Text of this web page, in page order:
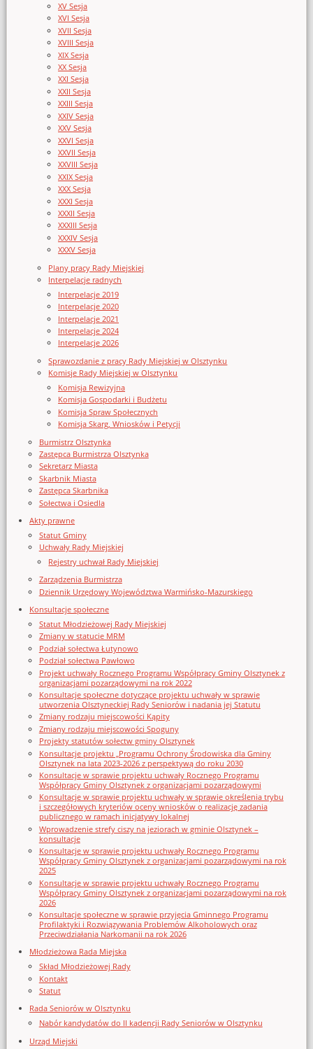
XV Sesja
XVI Sesja
XVII Sesja
XVIII Sesja
XIX Sesja
XX Sesja
XXI Sesja
XXII Sesja
XXIII Sesja
XXIV Sesja
XXV Sesja
XXVI Sesja
XXVII Sesja
XXVIII Sesja
XXIX Sesja
XXX Sesja
XXXI Sesja
XXXII Sesja
XXXIII Sesja
XXXIV Sesja
XXXV Sesja
Plany pracy Rady Miejskiej
Interpelacje radnych
Interpelacje 2019
Interpelacje 2020
Interpelacje 2021
Interpelacje 2024
Interpelacje 2026
Sprawozdanie z pracy Rady Miejskiej w Olsztynku
Komisje Rady Miejskiej w Olsztynku
Komisja Rewizyjna
Komisja Gospodarki i Budżetu
Komisja Spraw Społecznych
Komisja Skarg, Wniosków i Petycji
Burmistrz Olsztynka
Zastępca Burmistrza Olsztynka
Sekretarz Miasta
Skarbnik Miasta
Zastępca Skarbnika
Sołectwa i Osiedla
Akty prawne
Statut Gminy
Uchwały Rady Miejskiej
Rejestry uchwał Rady Miejskiej
Zarządzenia Burmistrza
Dziennik Urzędowy Województwa Warmińsko-Mazurskiego
Konsultacje społeczne
Statut Młodzieżowej Rady Miejskiej
Zmiany w statucie MRM
Podział sołectwa Łutynowo
Podział sołectwa Pawłowo
Projekt uchwały Rocznego Programu Współpracy Gminy Olsztynek z
organizacjami pozarządowymi na rok 2022
Konsultacje społeczne dotyczące projektu uchwały w sprawie
utworzenia Olsztyneckiej Rady Seniorów i nadania jej Statutu
Zmiany rodzaju miejscowości Kąpity
Zmiany rodzaju miejscowości Spoguny
Projekty statutów sołectw gminy Olsztynek
Konsultacje projektu „Programu Ochrony Środowiska dla Gminy
Olsztynek na lata 2023-2026 z perspektywą do roku 2030
Konsultacje w sprawie projektu uchwały Rocznego Programu
Współpracy Gminy Olsztynek z organizacjami pozarządowymi
Konsultacje w sprawie projektu uchwały w sprawie określenia trybu
i szczegółowych kryteriów oceny wniosków o realizację zadania
publicznego w ramach inicjatywy lokalnej
Wprowadzenie strefy ciszy na jeziorach w gminie Olsztynek –
konsultacje
Konsultacje w sprawie projektu uchwały Rocznego Programu
Współpracy Gminy Olsztynek z organizacjami pozarządowymi na rok
2025
Konsultacje w sprawie projektu uchwały Rocznego Programu
Współpracy Gminy Olsztynek z organizacjami pozarządowymi na rok
2026
Konsultacje społeczne w sprawie przyjęcia Gminnego Programu
Profilaktyki i Rozwiązywania Problemów Alkoholowych oraz
Przeciwdziałania Narkomanii na rok 2026
Młodzieżowa Rada Miejska
Skład Młodzieżowej Rady
Kontakt
Statut
Rada Seniorów w Olsztynku
Nabór kandydatów do II kadencji Rady Seniorów w Olsztynku
Urząd Miejski